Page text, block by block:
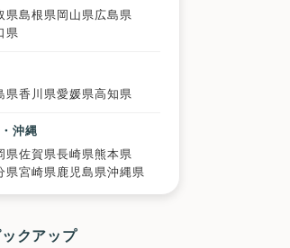
県島根県 岡山県広島県
県
県香川県愛媛県高知県
沖縄
県佐賀県長崎県熊本県
県宮崎県鹿児島県沖縄県
ックアップ